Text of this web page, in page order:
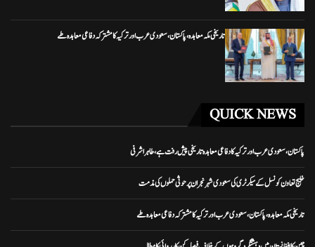
تاریخی مکہ معاہدہ، پاکستان، سعودی عرب اور ترکیہ کا مشترکہ دفاعی معاہدہ طے
QUICK NEWS
پاکستان، سعودی عرب اور ترکیہ کا دفاعی معاہدہ تاریخی پیش رفت ہے، طاہر اشرفی
خلیج تعاون کونسل کے سیکرٹری کی سعودی شہر نجران پر حوثی حملوں کی مذمت
تاریخی مکہ معاہدہ، پاکستان، سعودی عرب اور ترکیہ کا مشترکہ دفاعی معاہدہ طے